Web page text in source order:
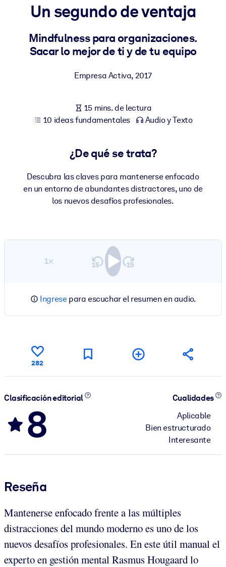
Para LMS/LXP
Integre conocimientos verificados y breves en su LMS/LXP para
Para bibliotecas corporativas
empresariales confiables y listos para usar.
estructurados para mejorar los resultados.
Un segundo de ventaja
Mindfulness para organizaciones.
Sacar lo mejor de ti y de tu equipo
Empresa Activa, 2017
15 mins. de lectura
10 ideas fundamentales
Audio y Texto
¿De qué se trata?
Descubra las claves para mantenerse enfocado
en un entorno de abundantes distractores, uno de
los nuevos desafíos profesionales.
1×
Ingresepara escuchar el resumen en audio.
282
Clasificación editorial
8
Cualidades
Aplicable
Bien estructurado
Interesante
Reseña
Mantenerse enfocado frente a las múltiples
distracciones del mundo moderno es uno de los
nuevos desafíos profesionales. En este útil manual el
experto en gestión mental Rasmus Hougaard lo